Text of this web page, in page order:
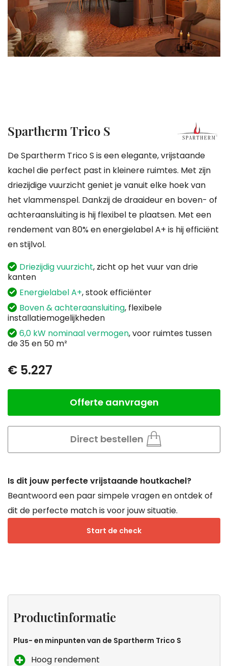
Ga
naar
het
begin
van
de
afbeeldingen-
gallerij
Spartherm Trico S
De Spartherm Trico S is een elegante, vrijstaande
kachel die perfect past in kleinere ruimtes. Met zijn
driezijdige vuurzicht geniet je vanuit elke hoek van
het vlammenspel. Dankzij de draaideur en boven- of
achteraansluiting is hij flexibel te plaatsen. Met een
rendement van 80% en energielabel A+ is hij efficiënt
en stijlvol.
Driezijdig vuurzicht, zicht op het vuur van drie
kanten
Energielabel A+, stook efficiënter
Boven & achteraansluiting, flexibele
installatiemogelijkheden
6,0 kW nominaal vermogen, voor ruimtes tussen
de 35 en 50 m²
€ 5.227
Direct bestellen
Offerte aanvragen
Is dit jouw perfecte vrijstaande houtkachel?
Beantwoord een paar simpele vragen en ontdek of
dit de perfecte match is voor jouw situatie.
Start de check
Productinformatie
Plus- en minpunten van de Spartherm Trico S
Hoog rendement